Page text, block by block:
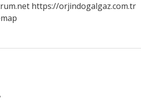
https://orjindogalgaz.com.tr